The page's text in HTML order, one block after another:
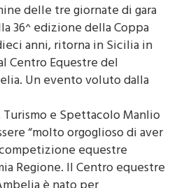
(CATANIA)
delle tre giornate di gara
36^ edizione della Coppa
anni, ritorna in Sicilia in
Centro Equestre del
Un evento voluto dalla
Turismo e Spettacolo Manlio
“molto orgoglioso di aver
equestre